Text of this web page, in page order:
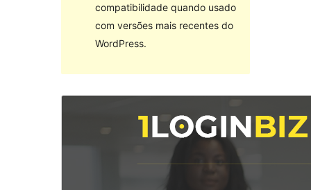
compatibilidade quando usado
com versões mais recentes do
WordPress.